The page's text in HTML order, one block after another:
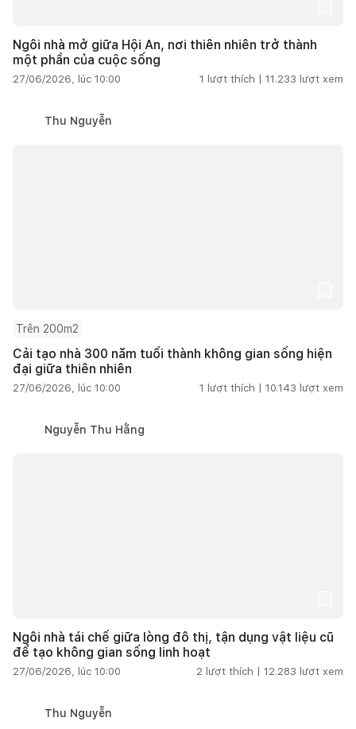
Ngôi nhà mở giữa Hội An, nơi thiên nhiên trở thành
một phần của cuộc sống
27/06/2026, lúc 10:00 1 lượt thích | 11.233 lượt xem
Thu Nguyễn
Trên 200m2
Cải tạo nhà 300 năm tuổi thành không gian sống hiện
đại giữa thiên nhiên
27/06/2026, lúc 10:00 1 lượt thích | 10.143 lượt xem
Nguyễn Thu Hằng
Ngôi nhà tái chế giữa lòng đô thị, tận dụng vật liệu cũ
để tạo không gian sống linh hoạt
27/06/2026, lúc 10:00 2 lượt thích | 12.283 lượt xem
Thu Nguyễn